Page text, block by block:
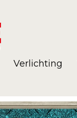
Verlichting